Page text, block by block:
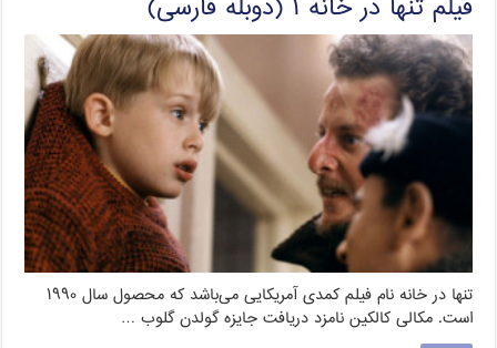
فیلم تنها در خانه ۱ (دوبله فارسی)
تنها در خانه نام فیلم کمدی آمریکایی می‌باشد که محصول سال ۱۹۹۰
است. مکالی کالکین نامزد دریافت جایزه گولدن گلوب …